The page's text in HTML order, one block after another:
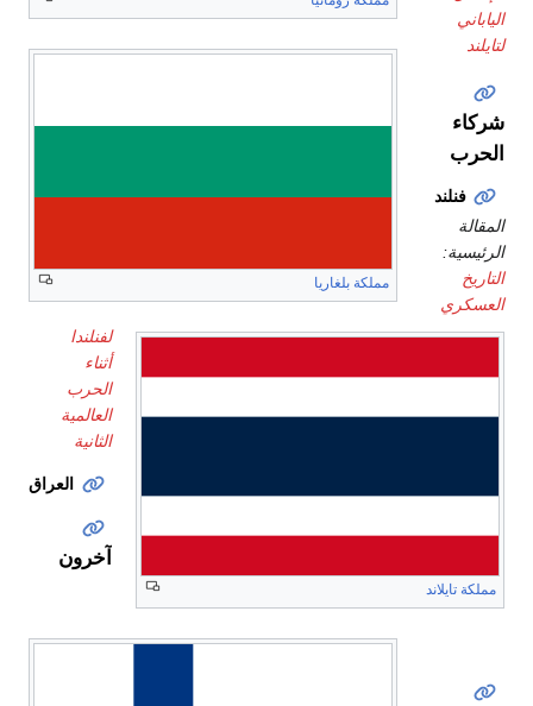
مملكة بلغاريا
الياباني
لتايلند
مملكة تايلاند
شركاء
الحرب
فنلند
المقالة
الرئيسية:
التاريخ
العسكري
لفنلندا
أثناء
الحرب
العالمية
الثانية
العراق
آخرون